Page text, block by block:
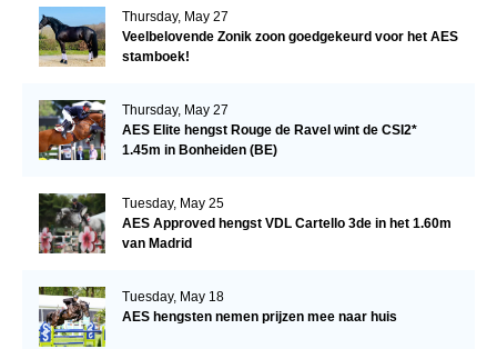
Thursday, May 27
Veelbelovende Zonik zoon goedgekeurd voor het AES
stamboek!
Thursday, May 27
AES Elite hengst Rouge de Ravel wint de CSI2*
1.45m in Bonheiden (BE)
Tuesday, May 25
AES Approved hengst VDL Cartello 3de in het 1.60m
van Madrid
Tuesday, May 18
AES hengsten nemen prijzen mee naar huis